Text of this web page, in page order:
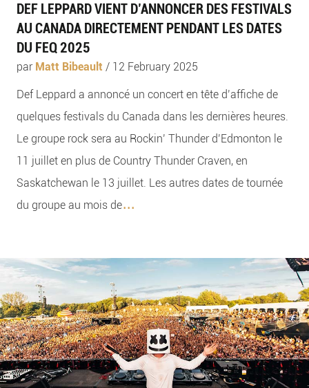
DEF LEPPARD VIENT D’ANNONCER DES FESTIVALS
AU CANADA DIRECTEMENT PENDANT LES DATES
DU FEQ 2025
par Matt Bibeault / 12 February 2025
Def Leppard a annoncé un concert en tête d’affiche de
quelques festivals du Canada dans les dernières heures.
Le groupe rock sera au Rockin’ Thunder d’Edmonton le
11 juillet en plus de Country Thunder Craven, en
Saskatchewan le 13 juillet. Les autres dates de tournée
du groupe au mois de...